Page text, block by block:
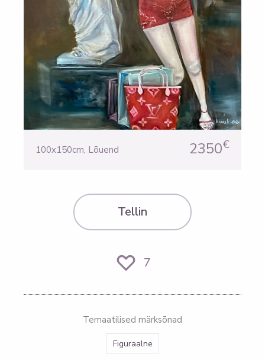
100x150cm, Lõuend 2350€
Tellin
7
Temaatilised märksõnad
Figuraalne